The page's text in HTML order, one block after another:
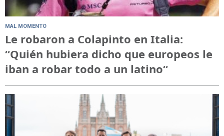
MAL MOMENTO
Le robaron a Colapinto en Italia:
“Quién hubiera dicho que europeos le
iban a robar todo a un latino“